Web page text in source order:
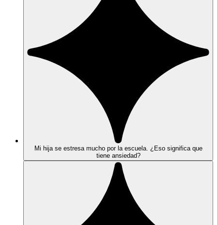
Mi hija se estresa mucho por la escuela. ¿Eso significa que
tiene ansiedad?